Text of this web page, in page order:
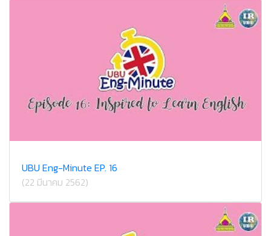
UBU Eng-Minute EP. 16
(22 มีนาคม 2562)